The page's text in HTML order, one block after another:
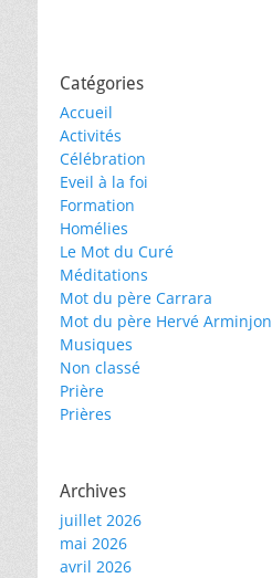
Catégories
Accueil
Activités
Célébration
Eveil à la foi
Formation
Homélies
Le Mot du Curé
Méditations
Mot du père Carrara
Mot du père Hervé Arminjon
Musiques
Non classé
Prière
Prières
Archives
juillet 2026
mai 2026
avril 2026